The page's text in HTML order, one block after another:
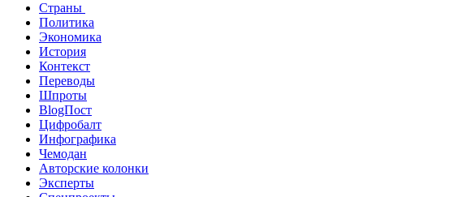
Страны
Политика
Экономика
История
Контекст
Переводы
Шпроты
BlogПост
Цифробалт
Инфографика
Чемодан
Авторские колонки
Эксперты